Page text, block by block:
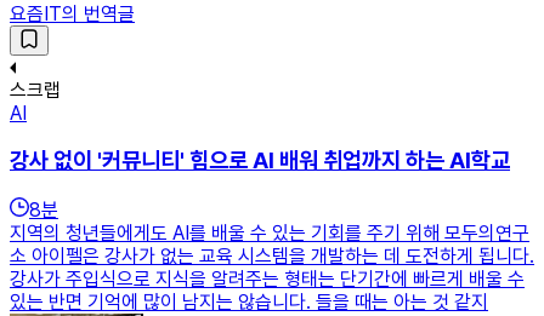
요즘IT의 번역글
스크랩
AI
강사 없이 '커뮤니티' 힘으로 AI 배워 취업까지 하는 AI학교
8분
지역의 청년들에게도 AI를 배울 수 있는 기회를 주기 위해 모두의연구
소 아이펠은 강사가 없는 교육 시스템을 개발하는 데 도전하게 됩니다.
강사가 주입식으로 지식을 알려주는 형태는 단기간에 빠르게 배울 수
있는 반면 기억에 많이 남지는 않습니다. 들을 때는 아는 것 같지